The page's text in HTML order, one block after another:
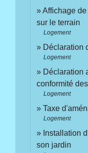
Affichage
sur le terrain
Logement
Déclaration
Logement
Déclaration
conformité
Logement
Taxe
Logement
Installation
son jardin